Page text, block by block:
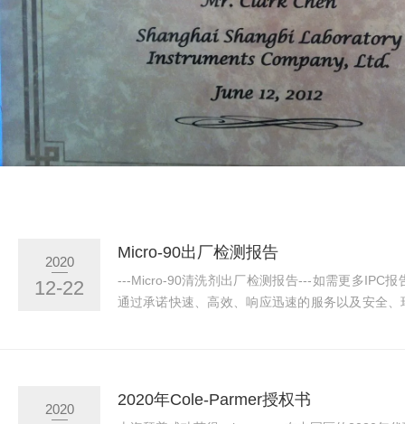
2020
12-22
Micro-90出厂检测报告
---Micro-90清洗剂出厂检测报告---如需更多IPC报
通过承诺快速、高效、响应迅速的服务以及安全
们的无毒水性临时润滑剂可显著减少摩擦，使装配
2020
2020年Cole-Parmer授权书